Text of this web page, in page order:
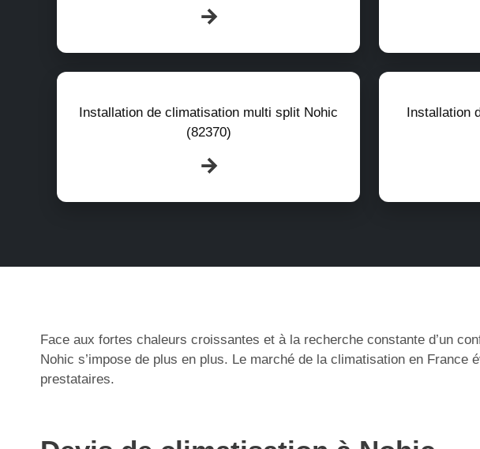
Installation de climatisation multi split Nohic
(82370)
Installation
Face aux fortes chaleurs croissantes et à la recherche constante d’un
Nohic s’impose de plus en plus. Le marché de la climatisation en
prestataires.